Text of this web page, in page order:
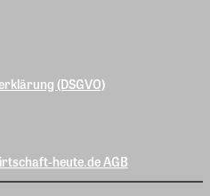
(DSGVO)
heute.de AGB